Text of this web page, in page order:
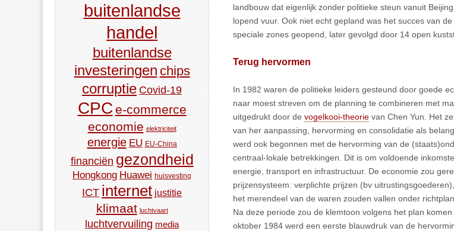
landbouw dat eigenlijk zonder politieke steun vanuit
lopend vuur. Ook niet echt gepland was het succes van
speciale zones geopend, later gevolgd door 14 open
Terug hervormen
In 1982 waren de politieke leiders gesteund door goede
naar moest streven om de planning te combineren met
uitgedrukt door de vogelkooi-theorie van Chen Yun. Het
van her aanpassing, hervorming en consolidatie als
werd ook begonnen met de hervorming van de
centraal-lokale betrekkingen. Dit is om voldoende
energie, transport en infrastructuur. De economie zou
prijzensysteem: verplichte prijzen (bv
het merendeel van de waren zouden vallen onder
Na deze periode zou de klemtoon volgens het plan
oktober 1984 werd een eerste blauwdruk van de
buitenlandse
handel
buitenlandse
investeringen chips
corruptie Covid-19
CPC e-commerce
economie elektriciteit
energie EU EU-China
financiën gezondheid
Hongkong Huawei huisvesting
ICT internet justitie
klimaat luchtvaart
luchtvervuiling media